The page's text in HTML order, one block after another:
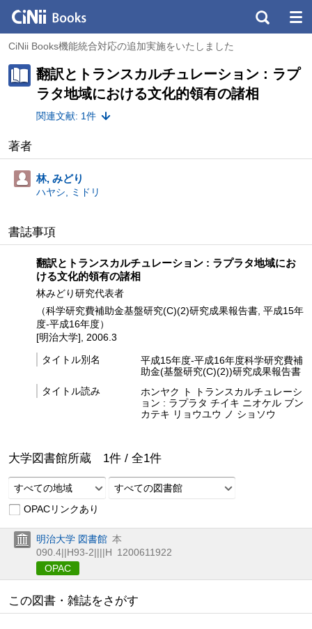
CiNii Books機能統合対応の追加実施をいたしました
翻訳とトランスカルチュレーション : ラプ
ラタ地域における文化的領有の諸相
関連文献: 1件
著者
林, みどり
ハヤシ, ミドリ
書誌事項
翻訳とトランスカルチュレーション : ラプラタ地域にお
ける文化的領有の諸相
林みどり研究代表者
（科学研究費補助金基盤研究(C)(2)研究成果報告書, 平成15年
度-平成16年度）
[明治大学], 2006.3
タイトル別名
平成15年度-平成16年度科学研究費補
助金(基盤研究(C)(2))研究成果報告書
タイトル読み
ホンヤク ト トランスカルチュレーシ
ョン : ラプラタ チイキ ニオケル ブン
カテキ リョウユウ ノ ショソウ
大学図書館所蔵 1件 / 全1件
すべての地域
すべての図書館
OPACリンクあり
明治大学 図書館 本
090.4||H93-2||||H 1200611922
OPAC
この図書・雑誌をさがす